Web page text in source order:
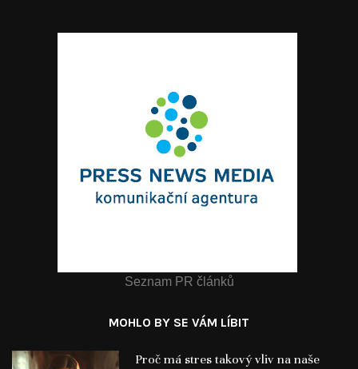
Seznam PR článků
MOHLO BY SE VÁM LÍBIT
Proč má stres takový vliv na naše